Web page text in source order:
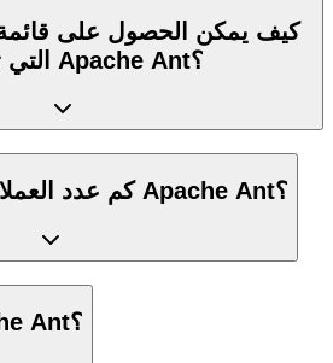
كيف يمكن الحصول على
التي تستخدم Apache Ant؟
كم عدد العملاء الذين يستخدمون Apache Ant؟
من يستخدم Apache Ant؟